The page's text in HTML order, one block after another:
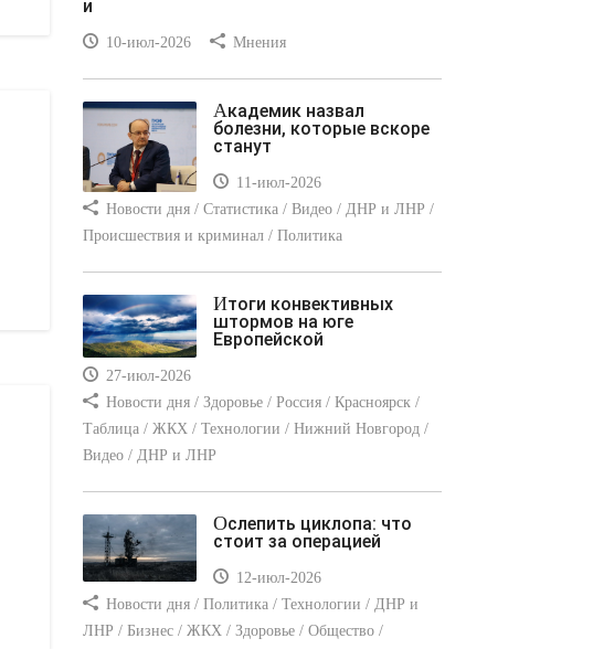
и
10-июл-2026 Мнения
Академик назвал
болезни, которые вскоре
станут
11-июл-2026
Новости дня / Статистика / Видео / ДНР и ЛНР /
Происшествия и криминал / Политика
Итоги конвективных
штормов на юге
Европейской
27-июл-2026
Новости дня / Здоровье / Россия / Красноярск /
Таблица / ЖКХ / Технологии / Нижний Новгород /
Видео / ДНР и ЛНР
Ослепить циклопа: что
стоит за операцией
12-июл-2026
Новости дня / Политика / Технологии / ДНР и
ЛНР / Бизнес / ЖКХ / Здоровье / Общество /